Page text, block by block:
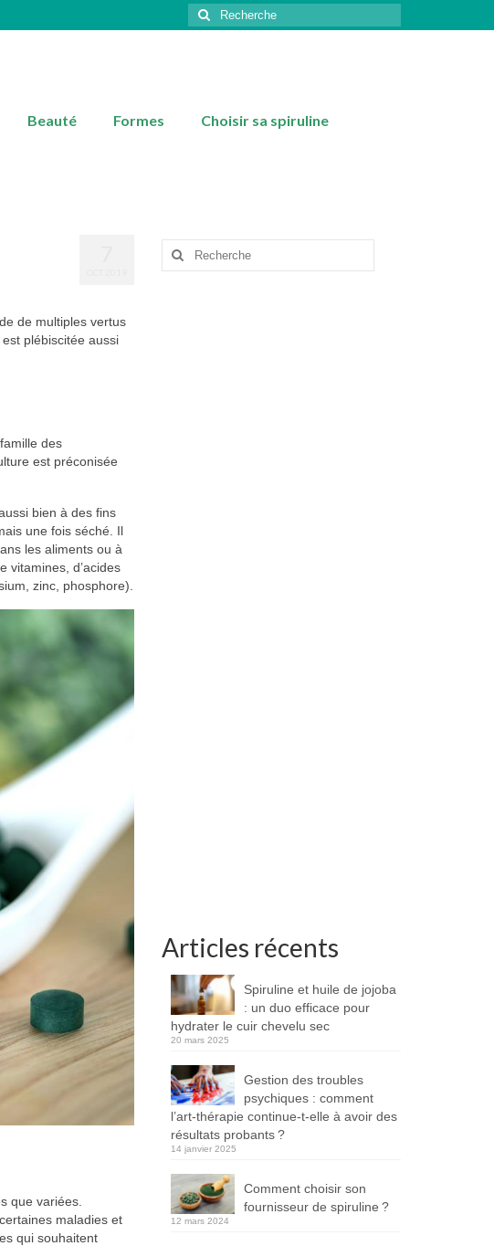
Rechercher
:
Beauté Formes
Choisir sa spiruline
de multiples vertus
plébiscitée aussi
des
est préconisée
bien à des fins
une fois séché. Il
les aliments ou à
vitamines, d’acides
zinc, phosphore).
que variées.
maladies et
qui souhaitent
Rechercher
Articles récents
Spiruline et huile de jojoba
: un duo efficace pour
hydrater le cuir chevelu sec
20 mars 2025
Gestion des troubles
psychiques : comment
l’art-thérapie continue-t-elle à avoir des
résultats probants ?
14 janvier 2025
Comment choisir son
fournisseur de spiruline ?
12 mars 2024